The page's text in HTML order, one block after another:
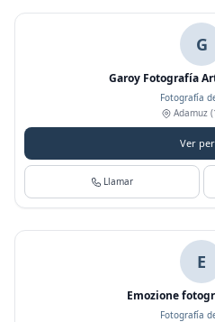
G
Garoy Fotografía
Fotografía
Adamuz
Ver
Llamar
E
Emozione
Fotografía